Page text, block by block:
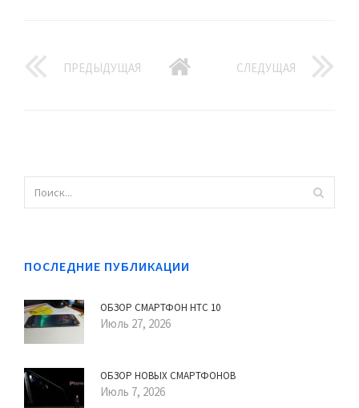
ПРЕДЫДУЩАЯ СЛЕДУЩАЯ
ПОСЛЕДНИЕ ПУБЛИКАЦИИ
ОБЗОР СМАРТФОН HTC 10
Июль 27, 2026
ОБЗОР НОВЫХ СМАРТФОНОВ
Июль 7, 2026